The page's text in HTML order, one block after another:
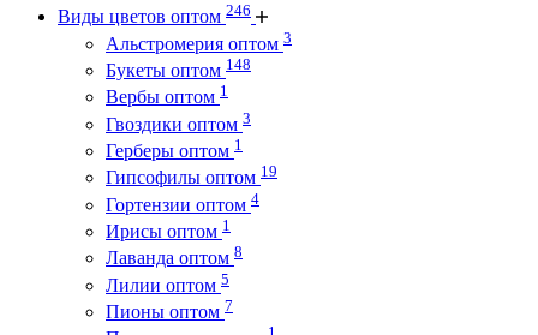
Виды цветов оптом 246
Альстромерия оптом 3
Букеты оптом 148
Вербы оптом 1
Гвоздики оптом 3
Герберы оптом 1
Гипсофилы оптом 19
Гортензии оптом 4
Ирисы оптом 1
Лаванда оптом 8
Лилии оптом 5
Пионы оптом 7